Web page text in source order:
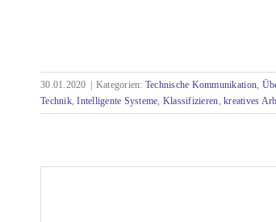
30.01.2020 Kategorien: Technische Kommunikation,
Technik,Intelligente Systeme, Klassifizieren,kreatives